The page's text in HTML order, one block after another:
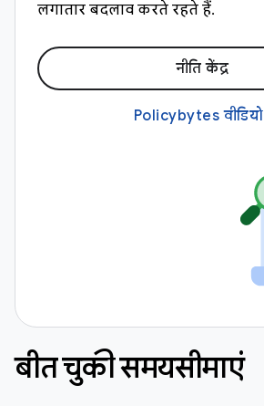
लगातार बदलाव करते रहते हैं.
नीति केंद्र
Policybytes वीडियो
बीत चुकी समयसीमाएं